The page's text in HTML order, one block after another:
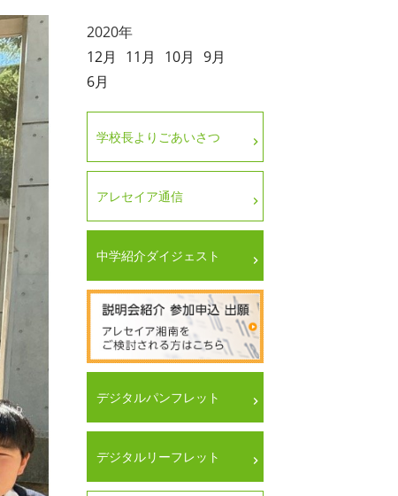
2020年
12月
11月 10月 9月
6月
学校長よりごあいさつ
アレセイア通信
中学紹介ダイジェスト
デジタルパンフレット
デジタルリーフレット